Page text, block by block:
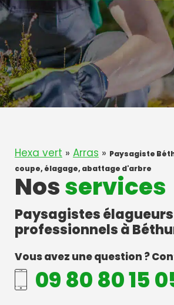
Hexa vert » Arras » Paysagiste
coupe, élagage, abattage d'arbre
Nosservices
Paysagistes élagueurs
professionnels à
Vous avez une question ?
09 80 80 15